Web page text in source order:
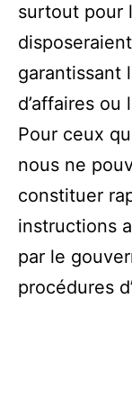
surtout pour
garantissant
d’affaires
Pour ceux
nous ne
constituer
instructions
par le
procédures